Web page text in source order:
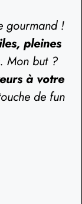
gourmand !
pleines
. Mon but ?
à votre
de fun